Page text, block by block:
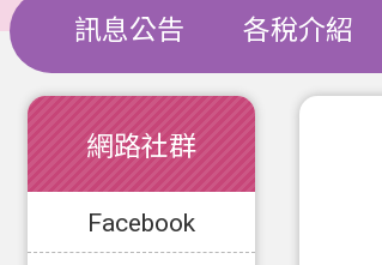
訊息公告 各稅介紹
:::
網路社群
Facebook